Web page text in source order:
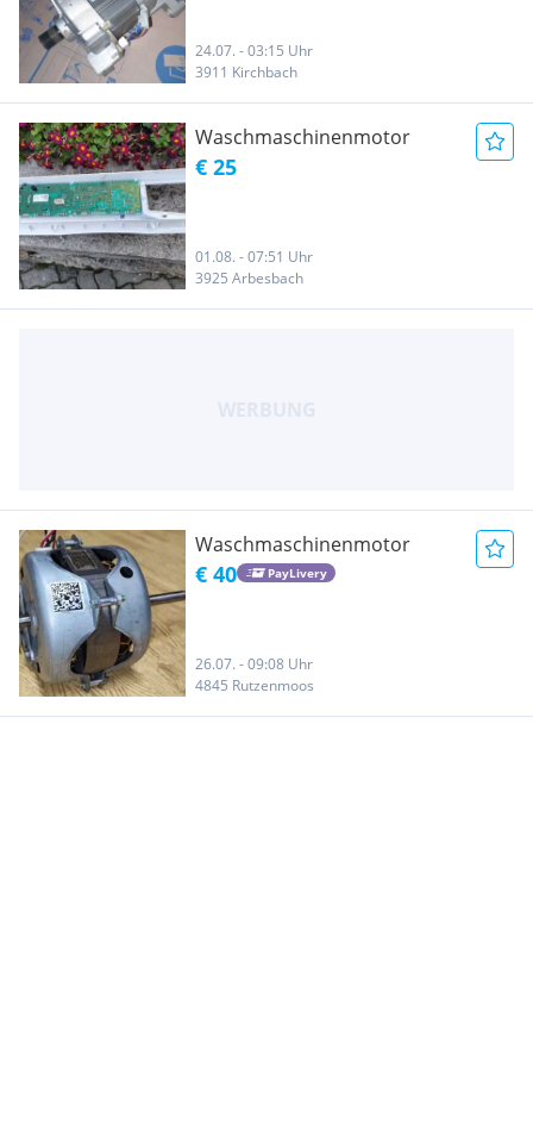
24.07. - 03:15 Uhr
3911 Kirchbach
Waschmaschinenmotor
€ 25
01.08. - 07:51 Uhr
3925 Arbesbach
Waschmaschinenmotor
€ 40 PayLivery
26.07. - 09:08 Uhr
4845 Rutzenmoos